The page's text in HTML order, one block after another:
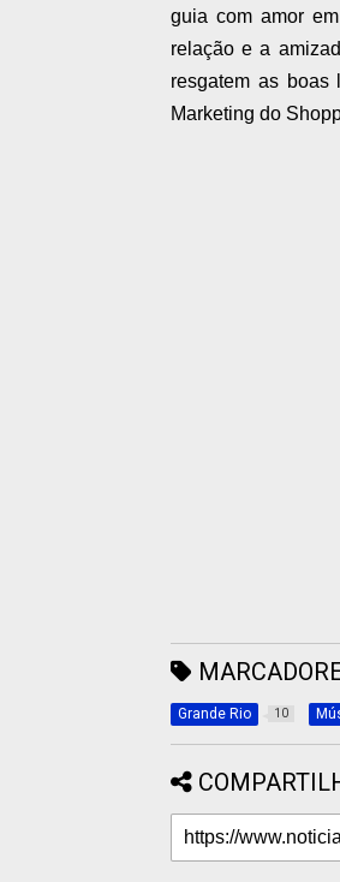
guia com amor
relação e a
resgatem as boas
Marketing do
Grande Rio 10